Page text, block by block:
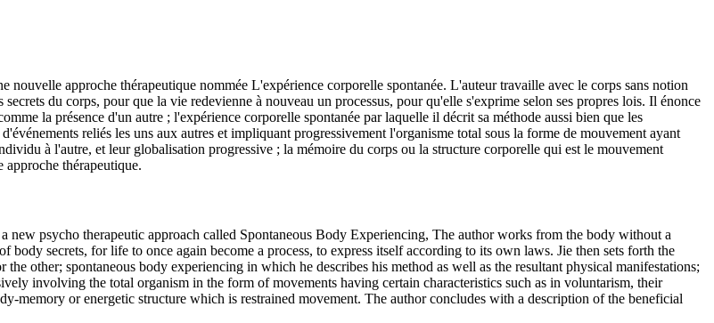
approche thérapeutique nommée L'expérience corporelle spontanée. L'auteur travaille avec le corps sans notion
du corps, pour que la vie redevienne à nouveau un processus, pour qu'elle s'exprime selon ses propres lois. Il énonce
la présence d'un autre ; l'expérience corporelle spontanée par laquelle il décrit sa méthode aussi bien que les
reliés les uns aux autres et impliquant progressivement l'organisme total sous la forme de mouvement ayant
à l'autre, et leur globalisation progressive ; la mémoire du corps ou la structure corporelle qui est le mouvement
thérapeutique.
psycho therapeutic approach called Spontaneous Body Experiencing, The author works from the body without a
secrets, for life to once again become a process, to express itself according to its own laws. Jie then sets forth the
other; spontaneous body experiencing in which he describes his method as well as the resultant physical manifestations;
involving the total organism in the form of movements having certain characteristics such as in voluntarism, their
memory or energetic structure which is restrained movement. The author concludes with a description of the beneficial